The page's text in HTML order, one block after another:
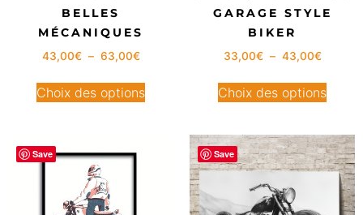
BELLES
MÉCANIQUES
43,00€ – 63,00€
Choix des options
GARAGE STYLE
BIKER
33,00€ – 43,00€
Choix des options
Save Save